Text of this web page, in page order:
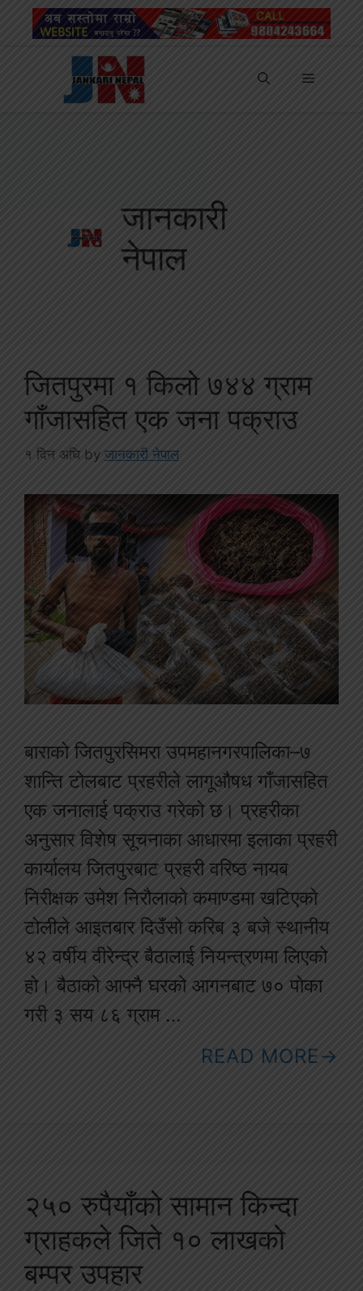
Menu
जानकारी
नेपाल
जितपुरमा १ किलो ७४४ ग्राम
गाँजासहित एक जना पक्राउ
१ दिन अघि by जानकारी नेपाल
बाराको जितपुरसिमरा उपमहानगरपालिका–७
शान्ति टोलबाट प्रहरीले लागूऔषध गाँजासहित
एक जनालाई पक्राउ गरेको छ। प्रहरीका
अनुसार विशेष सूचनाका आधारमा इलाका प्रहरी
कार्यालय जितपुरबाट प्रहरी वरिष्ठ नायब
निरीक्षक उमेश निरौलाको कमाण्डमा खटिएको
टोलीले आइतबार दिउँसो करिब ३ बजे स्थानीय
४२ वर्षीय वीरेन्द्र बैठालाई नियन्त्रणमा लिएको
हो। बैठाको आफ्नै घरको आगनबाट ७० पोका
गरी ३ सय ८६ ग्राम …
READ MORE
२५० रुपैयाँको सामान किन्दा
ग्राहकले जिते १० लाखको
बम्पर उपहार